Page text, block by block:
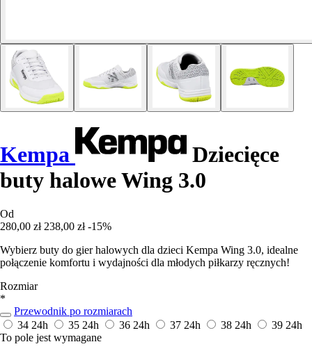
Kempa
Dziecięce
buty halowe Wing 3.0
Od
280,00 zł 238,00 zł -15%
Wybierz buty do gier halowych dla dzieci Kempa Wing 3.0, idealne
połączenie komfortu i wydajności dla młodych piłkarzy ręcznych!
Rozmiar
*
Przewodnik po rozmiarach
34 24h 35 24h 36 24h 37 24h 38 24h 39 24h
To pole jest wymagane